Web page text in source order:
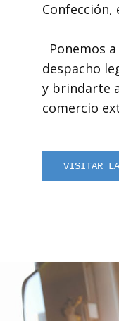
Ponemos
despacho
y brindarte
comercio
VISITAR